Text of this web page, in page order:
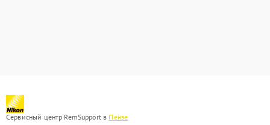
Сервисный центр RemSupport в Пензе